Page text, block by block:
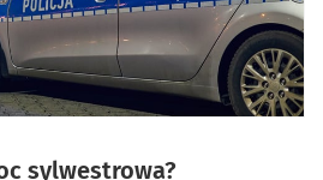
sylwestrowa?